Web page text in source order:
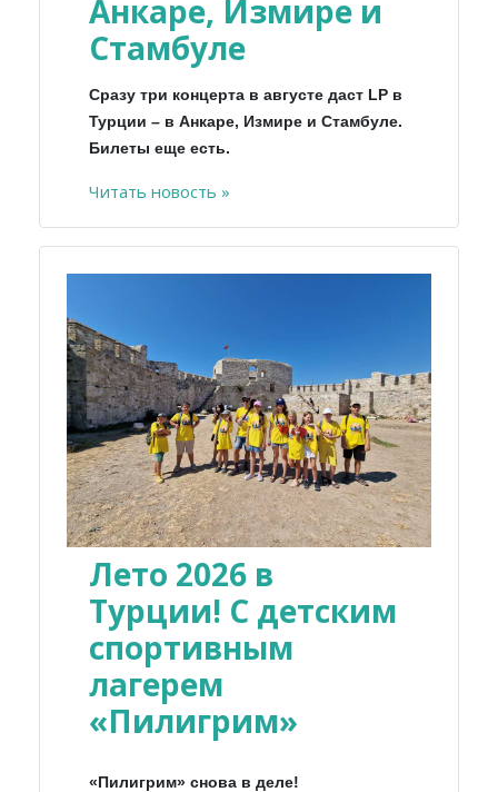
Анкаре, Измире и
Стамбуле
Сразу три концерта в августе даст LP в
Турции – в Анкаре, Измире и Стамбуле.
Билеты еще есть.
Читать новость »
Лето 2026 в
Турции! С детским
спортивным
лагерем
«Пилигрим»
«Пилигрим» снова в деле!